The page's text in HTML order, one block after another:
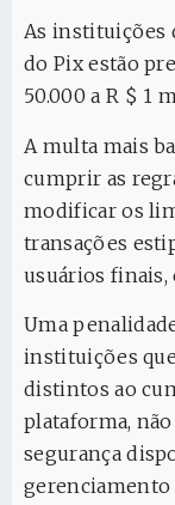
As instituições
do Pix estão
50.000 a R $ 1
A multa mais
cumprir as
modificar os
transações
usuários finais,
Uma
instituições
distintos ao
plataforma,
segurança
gerenciamento